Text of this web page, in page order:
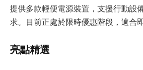
提供多款輕便電源裝置，支援行動設
求。目前正處於限時優惠階段，適合
亮點精選